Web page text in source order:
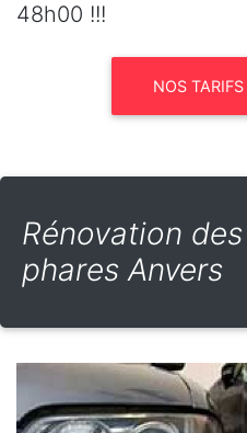
48h00 !!!
NOS
Rénovation
phares Anvers